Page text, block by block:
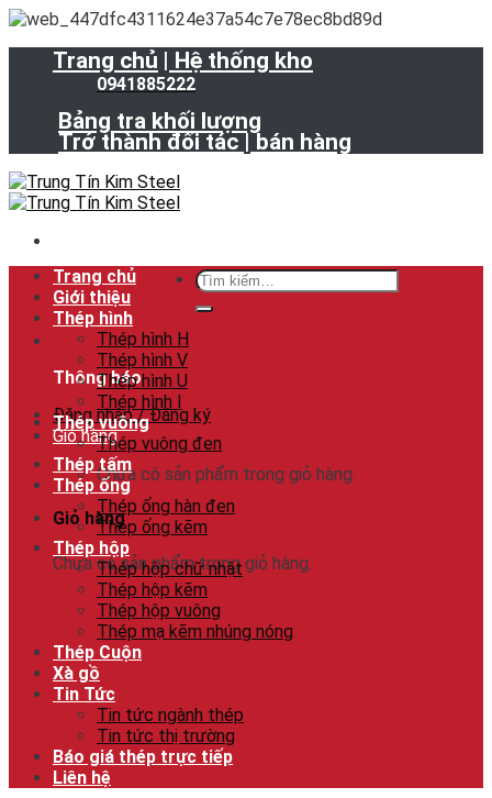
Skip
contentTrang chủ | Hệ thống kho
0941885222
Bảng tra khối lượng
Trở thành đối tác | bán hàng
Tìm
kiếm:
Thông báo
Đăng nhập / Đăng ký
Giỏ hàng
Chưa có sản phẩm trong giỏ hàng.
Giỏ hàng
Chưa có sản phẩm trong giỏ hàng.
Trang chủ
Giới thiệu
Thép hình
Thép hình H
Thép hình V
Thép hình U
Thép hình I
Thép vuông
Thép vuông đen
Thép tấm
Thép ống
Thép ống hàn đen
Thép ống kẽm
Thép hộp
Thép hộp chữ nhật
Thép hộp kẽm
Thép hộp vuông
Thép mạ kẽm nhúng nóng
Thép Cuộn
Xà gồ
Tin Tức
Tin tức ngành thép
Tin tức thị trường
Báo giá thép trực tiếp
Liên hệ